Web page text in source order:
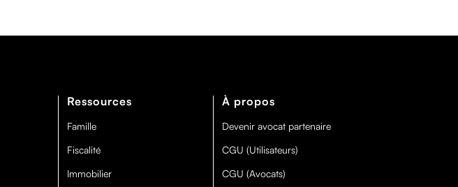
Ressources
Famille
Fiscalité
Immobilier
À propos
Devenir avocat partenaire
CGU (Utilisateurs)
CGU (Avocats)